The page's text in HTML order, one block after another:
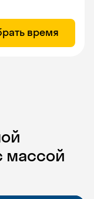
время
массой